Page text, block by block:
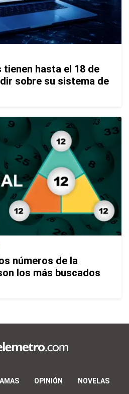
tienen hasta el 18 de
sobre su sistema de
números de la
los más buscados
OPINIÓN NOVELAS